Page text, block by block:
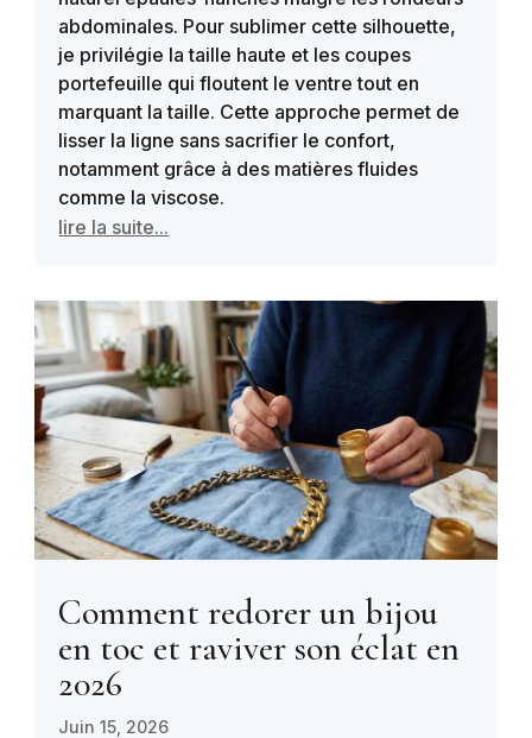
abdominales. Pour sublimer cette silhouette,
je privilégie la taille haute et les coupes
portefeuille qui floutent le ventre tout en
marquant la taille. Cette approche permet de
lisser la ligne sans sacrifier le confort,
notamment grâce à des matières fluides
comme la viscose.
lire la suite...
Comment redorer un bijou
en toc et raviver son éclat en
2026
Juin 15, 2026